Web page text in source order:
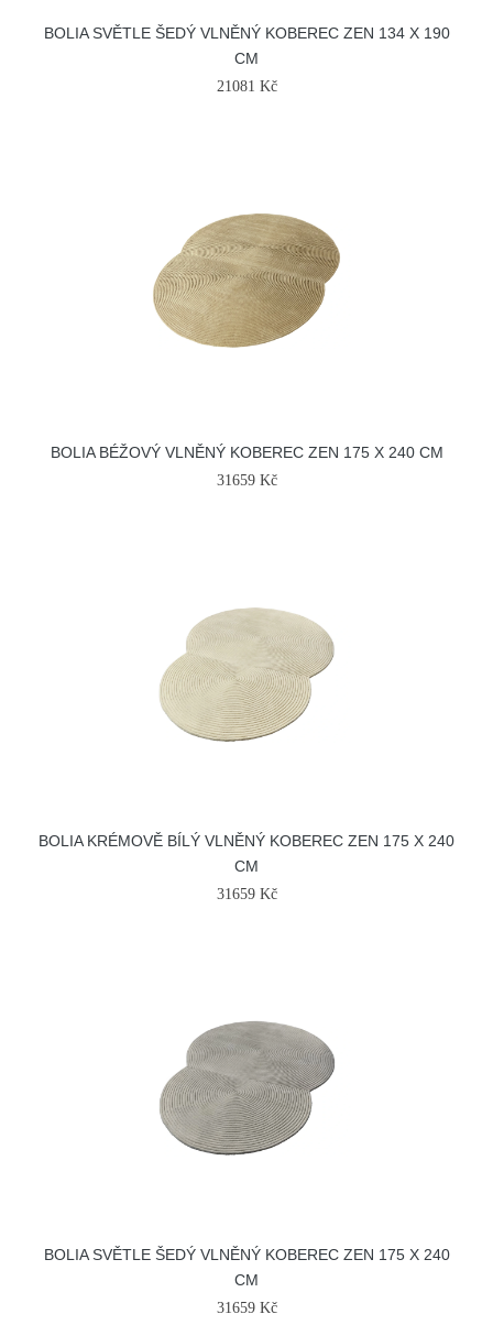
BOLIA SVĚTLE ŠEDÝ VLNĚNÝ KOBEREC ZEN 134 X 190
CM
21081 Kč
BOLIA BÉŽOVÝ VLNĚNÝ KOBEREC ZEN 175 X 240 CM
31659 Kč
BOLIA KRÉMOVĚ BÍLÝ VLNĚNÝ KOBEREC ZEN 175 X 240
CM
31659 Kč
BOLIA SVĚTLE ŠEDÝ VLNĚNÝ KOBEREC ZEN 175 X 240
CM
31659 Kč